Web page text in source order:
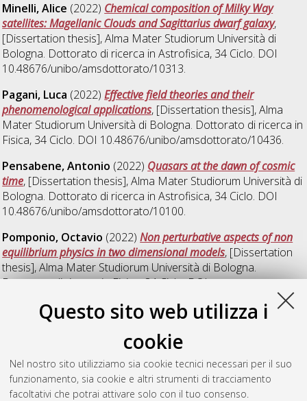
Questo sito web utilizza i
cookie
Nel nostro sito utilizziamo sia cookie tecnici necessari per il suo
funzionamento, sia cookie e altri strumenti di tracciamento
facoltativi che potrai attivare solo con il tuo consenso.
Minelli, Alice (2022) Chemical composition of Milky Way
satellites: Magellanic Clouds and Sagittarius dwarf galaxy,
[Dissertation thesis], Alma Mater Studiorum Università di
Bologna. Dottorato di ricerca inAstrofisica, 34 Ciclo. DOI
10.48676/unibo/amsdottorato/10313.
Pagani, Luca (2022)Effective field theories and their
phenomenological applications, [Dissertation thesis], Alma
Mater Studiorum Università di Bologna. Dottorato di ricerca in
Fisica, 34 Ciclo. DOI 10.48676/unibo/amsdottorato/10436.
Pensabene, Antonio (2022) Quasars at the dawn of cosmic
time, [Dissertation thesis], Alma Mater Studiorum Università di
Bologna. Dottorato di ricerca inAstrofisica, 34 Ciclo. DOI
10.48676/unibo/amsdottorato/10100.
Pomponio, Octavio (2022)Non perturbative aspects of non
equilibrium physics in two dimensional models, [Dissertation
thesis], Alma Mater Studiorum Università di Bologna.
Dottorato di ricerca inFisica, 34 Ciclo. DOI
Ridolfi, Riccardo (2022)The FOOT experiment: Trigger and
Data Acquisition (TDAQ) development and data analysis
[Dissertation thesis], Alma Mater Studiorum Università di
Bologna. Dottorato di ricerca inFisica, 34 Ciclo. DOI
10.48676/unibo/amsdottorato/10323.